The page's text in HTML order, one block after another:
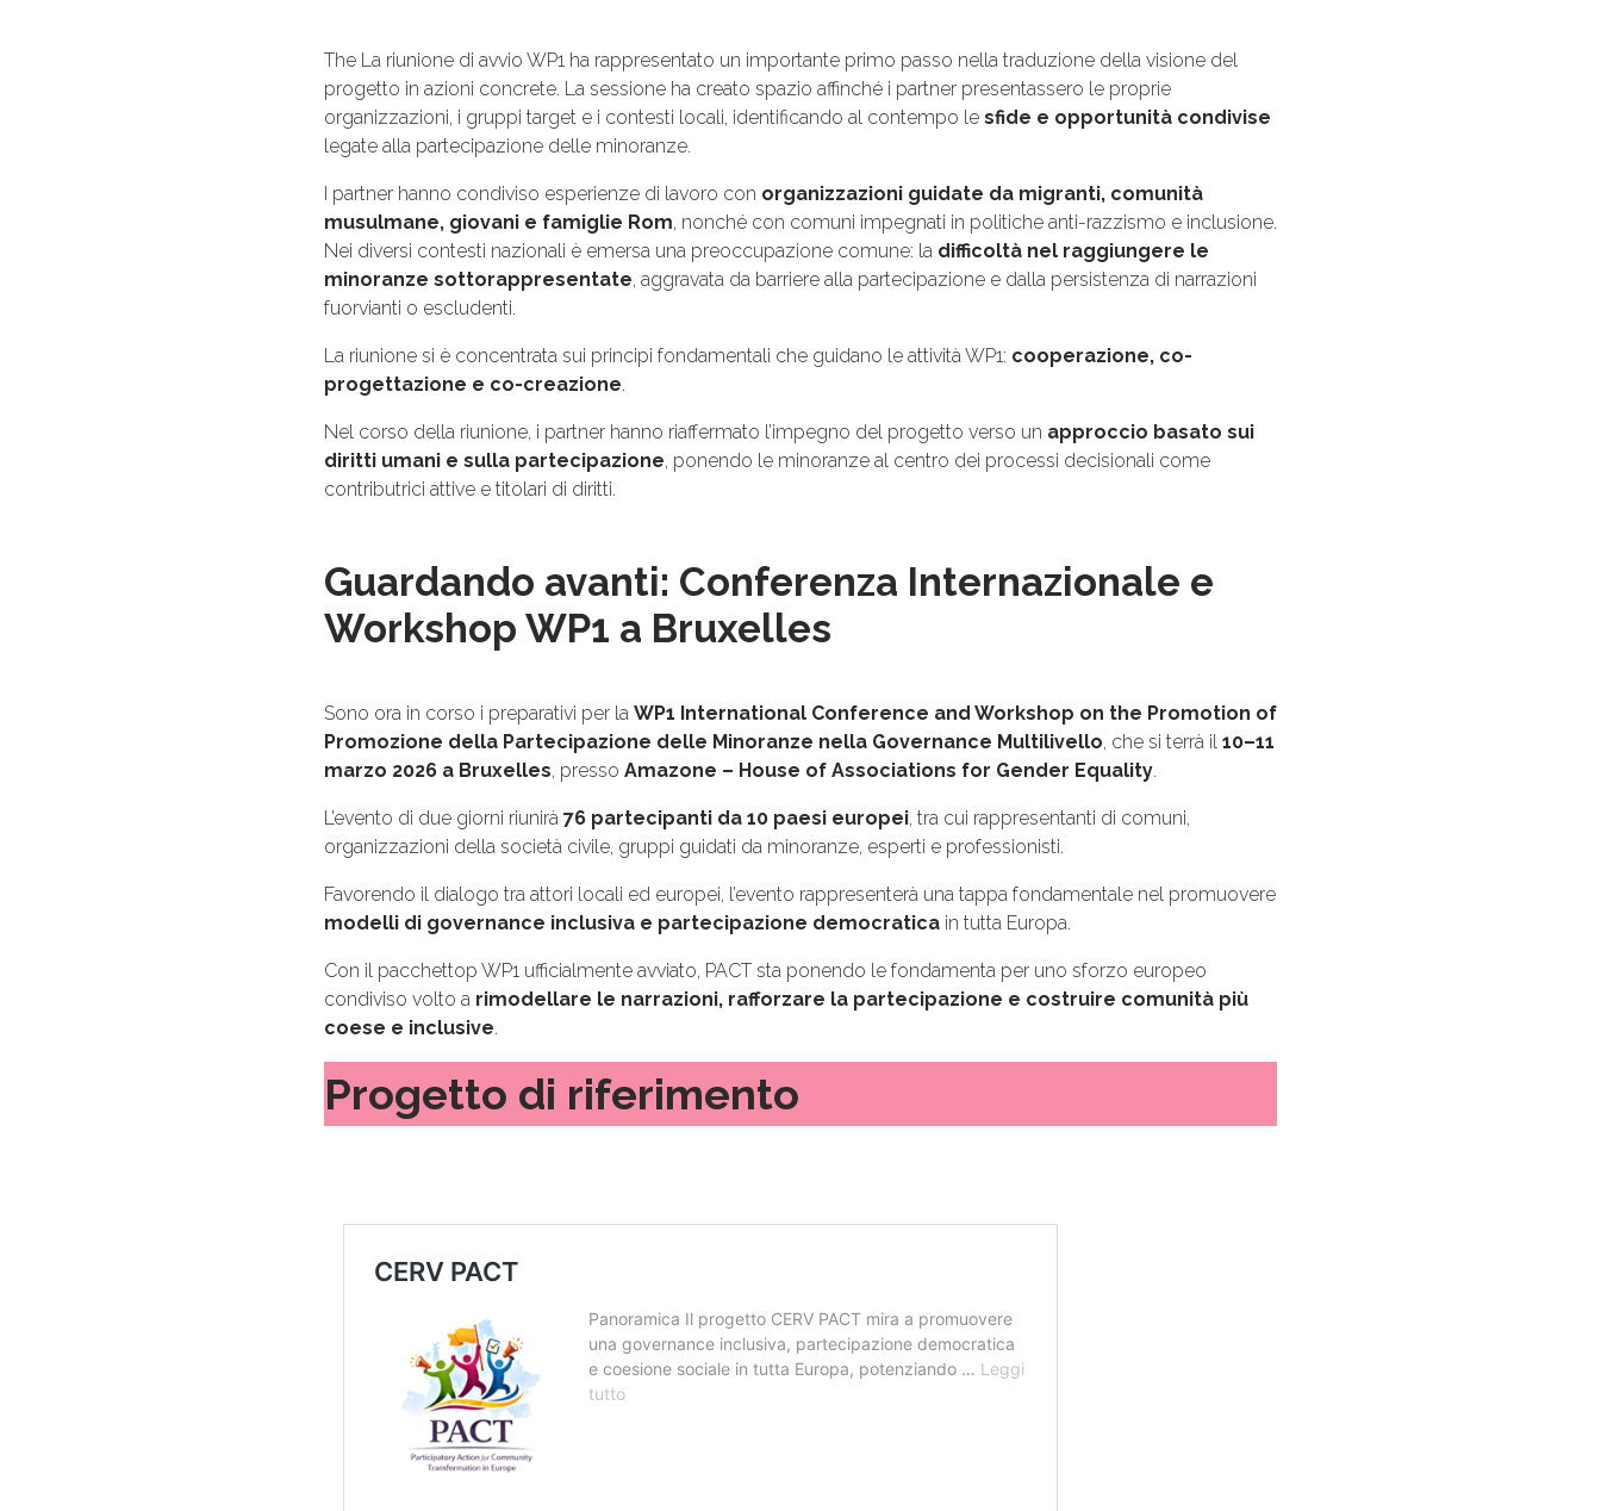
The La riunione di avvio WP1 ha rappresentato un importante primo passo nella traduzione della visione del
progetto in azioni concrete. La sessione ha creato spazio affinché i partner presentassero le proprie
organizzazioni, i gruppi target e i contesti locali, identificando al contempo le sfide e opportunità condivise
legate alla partecipazione delle minoranze.
I partner hanno condiviso esperienze di lavoro con organizzazioni guidate da migranti, comunità
musulmane, giovani e famiglie Rom, nonché con comuni impegnati in politiche anti-razzismo e inclusione.
Nei diversi contesti nazionali è emersa una preoccupazione comune: la difficoltà nel raggiungere le
minoranze sottorappresentate, aggravata da barriere alla partecipazione e dalla persistenza di narrazioni
fuorvianti o escludenti.
La riunione si è concentrata sui principi fondamentali che guidano le attività WP1: cooperazione, co-
progettazione e co-creazione.
Nel corso della riunione, i partner hanno riaffermato l’impegno del progetto verso un approccio basato sui
diritti umani e sulla partecipazione, ponendo le minoranze al centro dei processi decisionali come
contributrici attive e titolari di diritti.
Guardando avanti: Conferenza Internazionale e
Workshop WP1 a Bruxelles
Sono ora in corso i preparativi per la WP1 International Conference and Workshop on the Promotion of
Promozione della Partecipazione delle Minoranze nella Governance Multilivello, che si terrà il 10–11
marzo 2026 a Bruxelles, presso Amazone – House of Associations for Gender Equality.
L’evento di due giorni riunirà 76 partecipanti da 10 paesi europei, tra cui rappresentanti di comuni,
organizzazioni della società civile, gruppi guidati da minoranze, esperti e professionisti.
Favorendo il dialogo tra attori locali ed europei, l’evento rappresenterà una tappa fondamentale nel promuovere
modelli di governance inclusiva e partecipazione democratica in tutta Europa.
Con il pacchettop WP1 ufficialmente avviato, PACT sta ponendo le fondamenta per uno sforzo europeo
condiviso volto a rimodellare le narrazioni, rafforzare la partecipazione e costruire comunità più
coese e inclusive.
Progetto di riferimento